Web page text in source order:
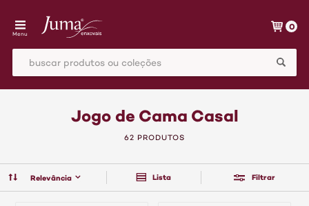
Menu
0
Jogo de Cama Casal
Relevância Lista Filtrar
62 PRODUTOS